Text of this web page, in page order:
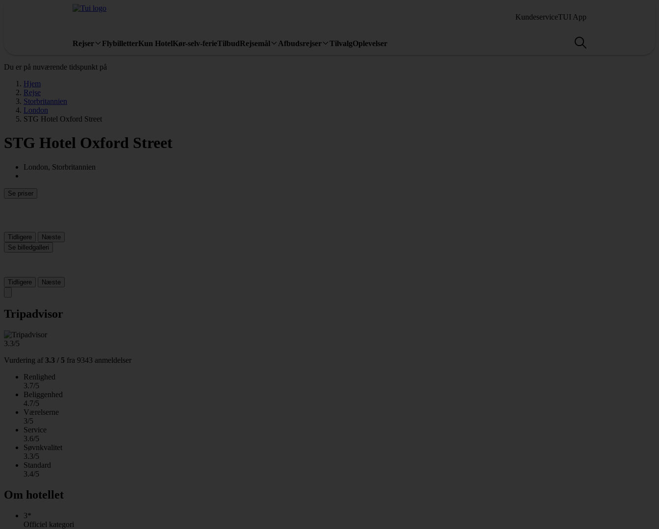
KundeserviceTUI App
Rejser FlybilletterKun HotelKør-selv-ferieTilbudRejsemål Afbudsrejser TilvalgOplevelser
Du er på nuværende tidspunkt på
Hjem
Rejse
Storbritannien
London
STG Hotel Oxford Street
STG Hotel Oxford Street
London, Storbritannien
Se priser
Tidligere
Næste
Se billedgalleri
Tidligere Næste
Tripadvisor
3.3/5
Vurdering af 3.3 / 5 fra 9343 anmeldelser
Renlighed
3.7/5
Beliggenhed
4.7/5
Værelserne
3/5
Service
3.6/5
Søvnkvalitet
3.3/5
Standard
3.4/5
Om hotellet
3*
Officiel kategori